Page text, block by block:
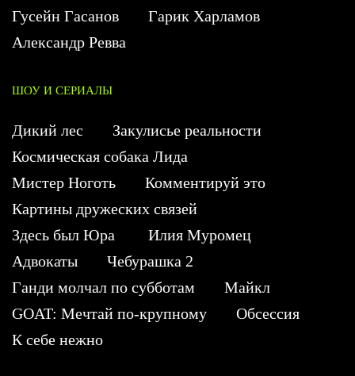
Гусейн Гасанов
Гарик Харламов
Александр Ревва
ШОУ И СЕРИАЛЫ
Дикий лес
Закулисье реальности
Космическая собака Лида
Мистер Ноготь
Комментируй это
Картины дружеских связей
Здесь был Юра
Илия Муромец
Адвокаты
Чебурашка 2
Ганди молчал по субботам
Майкл
GOAT: Мечтай по-крупному
Обсессия
К себе нежно